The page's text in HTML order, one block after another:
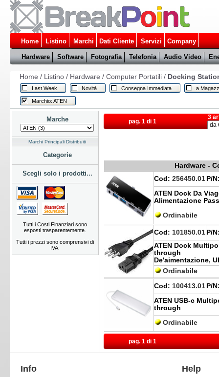
Home Listino Marchi Dati Cliente Servizi Company
Hardware Software Fotografia Telefonia Audio Video
Home / Listino/ Hardware / Computer Portatili/ Docking
Last Week Novità Consegna Immediata a
Marchio: ATEN
Marche
Marchi Principali Distribuiti
Categorie
Scegli solo i prodotti...
Tutti i Costi Finanziari sono
esposti trasparentemente.
Tutti i prezzi sono comprensivi di
IVA.
pag. 1 di 1
3
Hardware -
Cod: 256450.01 P/
ATEN Dock Da
Alimentazione
Ordinabile
Cod: 101850.01 P/
ATEN Dock
through
De'aimentazione,
Ordinabile
Cod: 100413.01 P/
ATEN USB-c
through
Ordinabile
pag. 1 di 1
Info Help